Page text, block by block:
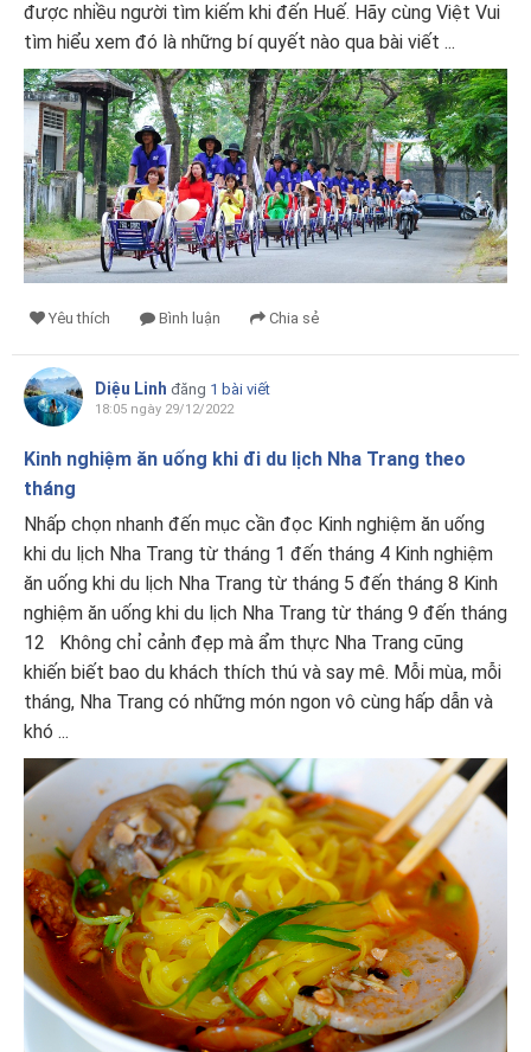
được nhiều người tìm kiếm khi đến Huế. Hãy cùng Việt Vui
tìm hiểu xem đó là những bí quyết nào qua bài viết ...
Yêu thích Bình luận Chia sẻ
Diệu Linh đăng 1 bài viết
18:05 ngày 29/12/2022
Kinh nghiệm ăn uống khi đi du lịch Nha Trang theo
tháng
Nhấp chọn nhanh đến mục cần đọc Kinh nghiệm ăn uống
khi du lịch Nha Trang từ tháng 1 đến tháng 4 Kinh nghiệm
ăn uống khi du lịch Nha Trang từ tháng 5 đến tháng 8 Kinh
nghiệm ăn uống khi du lịch Nha Trang từ tháng 9 đến tháng
12 Không chỉ cảnh đẹp mà ẩm thực Nha Trang cũng
khiến biết bao du khách thích thú và say mê. Mỗi mùa, mỗi
tháng, Nha Trang có những món ngon vô cùng hấp dẫn và
khó ...